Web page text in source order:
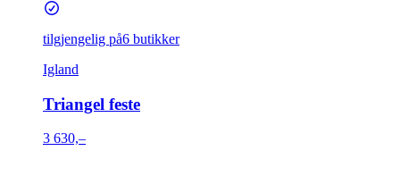
tilgjengelig på6 butikker
Igland
Triangel feste
3 630,–